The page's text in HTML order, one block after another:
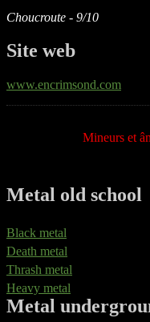
Choucroute - 9/10
Site web
www.encrimsond.com
Mineurs et
Metal old school
Black metal
Death metal
Thrash metal
Heavy metal
Metal